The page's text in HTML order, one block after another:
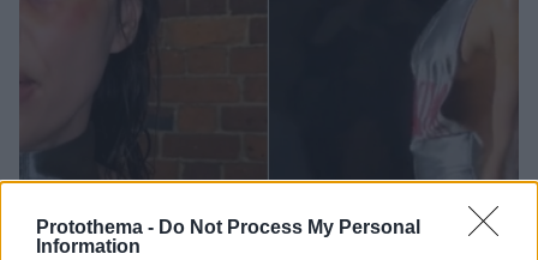
Protothema - Do Not Process My Personal
Information